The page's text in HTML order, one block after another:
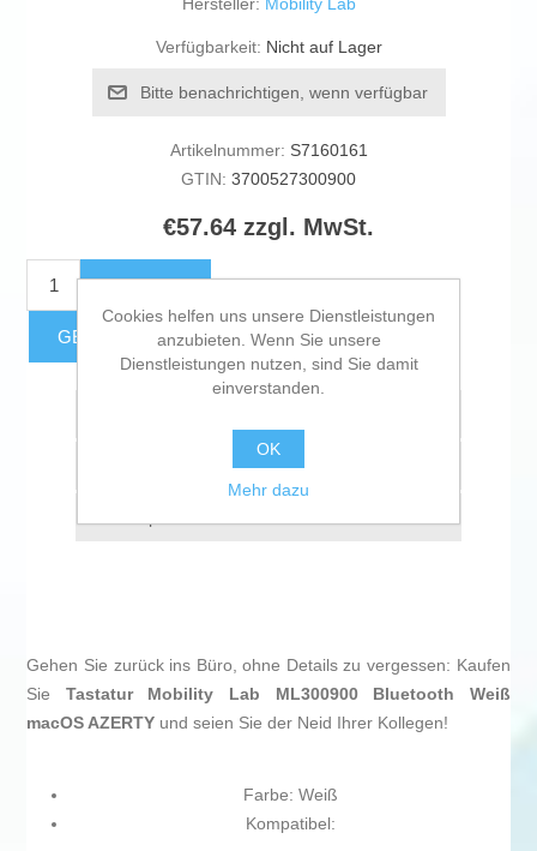
Verfügbarkeit: Nicht auf Lager
Bitte benachrichtigen, wenn verfügbar
Artikelnummer: S7160161
GTIN: 3700527300900
€57.64 zzgl. MwSt.
KAUFEN
GESCHÄTZTE FRACHTKOSTEN
Gehen Sie zurück ins Büro, ohne Details zu vergessen: Kaufen
Sie Tastatur Mobility Lab ML300900 Bluetooth Weiß
macOS AZERTY und seien Sie der Neid Ihrer Kollegen!
Farbe: Weiß
Kompatibel:
Cookies helfen uns unsere Dienstleistungen
anzubieten. Wenn Sie unsere
Dienstleistungen nutzen, sind Sie damit
einverstanden.
OK
Mehr dazu